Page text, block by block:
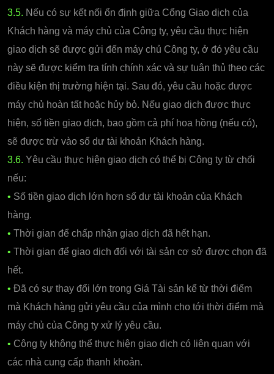
3.5. Nếu có sự kết nối ổn định giữa Cổng Giao dịch của
Khách hàng và máy chủ của Công ty, yêu cầu thực hiện
giao dịch sẽ được gửi đến máy chủ Công ty, ở đó yêu cầu
này sẽ được kiểm tra tính chính xác và sự tuân thủ theo các
điều kiện thị trường hiện tại. Sau đó, yêu cầu hoặc được
máy chủ hoàn tất hoặc hủy bỏ. Nếu giao dịch được thực
hiện, số tiền giao dịch, bao gồm cả phí hoa hồng (nếu có),
sẽ được trừ vào số dư tài khoản Khách hàng.
3.6. Yêu cầu thực hiện giao dịch có thể bị Công ty từ chối
nếu:
• Số tiền giao dịch lớn hơn số dư tài khoản của Khách
hàng.
• Thời gian để chấp nhận giao dịch đã hết hạn.
• Thời gian để giao dịch đối với tài sản cơ sở được chọn đã
hết.
• Đã có sự thay đổi lớn trong Giá Tài sản kể từ thời điểm
mà Khách hàng gửi yêu cầu của mình cho tới thời điểm mà
máy chủ của Công ty xử lý yêu cầu.
• Công ty không thể thực hiện giao dịch có liên quan với
các nhà cung cấp thanh khoản.